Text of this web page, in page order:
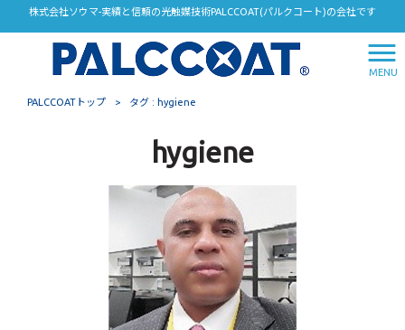
株式会社ソウマ-実績と信頼の光触媒技術PALCCOAT(パルクコート)の会社です
MENU
PALCCOATトップ > タグ : hygiene
hygiene